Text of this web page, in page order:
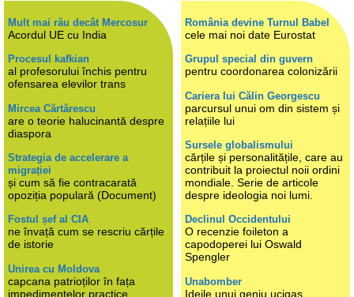
Mult mai rău decât Mercosur
Acordul UE cu India
Procesul kafkian
al profesorului închis pentru
ofensarea elevilor trans
Mircea Cărtărescu
are o teorie halucinantă despre
diaspora
Strategia de accelerare a
migrației
și cum să fie contracarată
opoziția populară (Document)
Fostul șef al CIA
ne învață cum se rescriu cărțile
de istorie
Unirea cu Moldova
capcana patrioților în fața
impedimentelor practice
România devine Turnul Babel
cele mai noi date Eurostat
Grupul special din guvern
pentru coordonarea colonizării
Cariera lui Călin Georgescu
parcursul unui om din sistem și
relațiile lui
Sursele globalismului
cărțile și personalitățile, care au
contribuit la proiectul noii ordini
mondiale. Serie de articole
despre ideologia noi lumi.
Declinul Occidentului
O recenzie foileton a
capodoperei lui Oswald
Spengler
Unabomber
Ideile unui geniu ucigaș